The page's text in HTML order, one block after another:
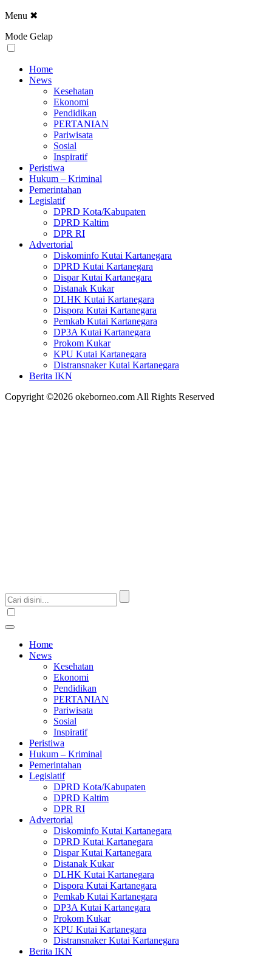
Menu ✖
Mode Gelap
Home
News
Kesehatan
Ekonomi
Pendidikan
PERTANIAN
Pariwisata
Sosial
Inspiratif
Peristiwa
Hukum – Kriminal
Pemerintahan
Legislatif
DPRD Kota/Kabupaten
DPRD Kaltim
DPR RI
Advertorial
Diskominfo Kutai Kartanegara
DPRD Kutai Kartanegara
Dispar Kutai Kartanegara
Distanak Kukar
DLHK Kutai Kartanegara
Dispora Kutai Kartanegara
Pemkab Kutai Kartanegara
DP3A Kutai Kartanegara
Prokom Kukar
KPU Kutai Kartanegara
Distransnaker Kutai Kartanegara
Berita IKN
Copyright ©2026 okeborneo.com All Rights Reserved
Home
News
Kesehatan
Ekonomi
Pendidikan
PERTANIAN
Pariwisata
Sosial
Inspiratif
Peristiwa
Hukum – Kriminal
Pemerintahan
Legislatif
DPRD Kota/Kabupaten
DPRD Kaltim
DPR RI
Advertorial
Diskominfo Kutai Kartanegara
DPRD Kutai Kartanegara
Dispar Kutai Kartanegara
Distanak Kukar
DLHK Kutai Kartanegara
Dispora Kutai Kartanegara
Pemkab Kutai Kartanegara
DP3A Kutai Kartanegara
Prokom Kukar
KPU Kutai Kartanegara
Distransnaker Kutai Kartanegara
Berita IKN